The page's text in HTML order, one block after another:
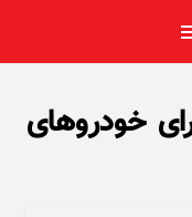
برای خودرو‌های